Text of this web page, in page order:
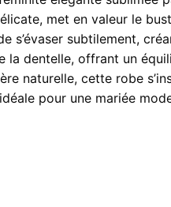
met en valeur le
s’évaser subtilement,
la dentelle, offrant un
naturelle, cette robe
pour une mariée